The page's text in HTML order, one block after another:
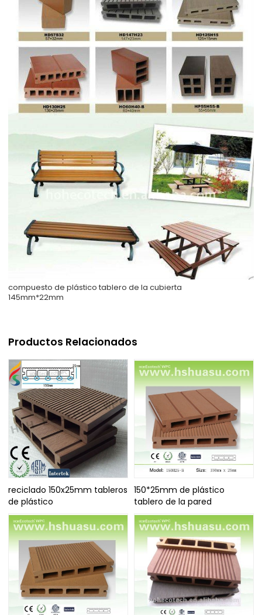
compuesto de plástico tablero de la cubierta
145mm*22mm
Productos Relacionados
reciclado 150x25mm tableros
de plástico
150*25mm de plástico
tablero de la pared